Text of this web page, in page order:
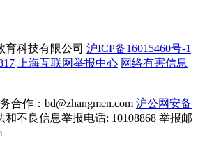
育科技有限公司 沪ICP备16015460号-1
上海互联网举报中心 网络有害信息
合作：bd@zhangmen.com 沪公网安备
和不良信息举报电话: 10108868 举报邮